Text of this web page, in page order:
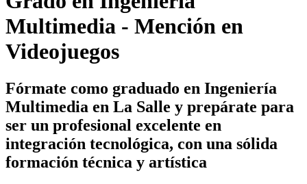
Multimedia - Mención en
Videojuegos
Fórmate como graduado en Ingeniería
Multimedia en La Salle y prepárate para
ser un profesional excelente en
integración tecnológica, con una sólida
formación técnica y artística